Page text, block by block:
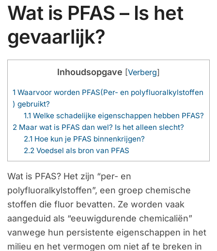
Wat is PFAS – Is het
gevaarlijk?
Inhoudsopgave [Verberg]
1 Waarvoor worden PFAS(Per- en polyfluoralkylstoffen
) gebruikt?
1.1 Welke schadelijke eigenschappen hebben PFAS?
2 Maar wat is PFAS dan wel? Is het alleen slecht?
2.1 Hoe kun je PFAS binnenkrijgen?
2.2 Voedsel als bron van PFAS
Wat is PFAS? Het zijn “per- en
polyfluoralkylstoffen”, een groep chemische
stoffen die fluor bevatten. Ze worden vaak
aangeduid als “eeuwigdurende chemicaliën”
vanwege hun persistente eigenschappen in het
milieu en het vermogen om niet af te breken in